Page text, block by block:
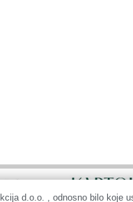
d.o.o. , odnosno bilo